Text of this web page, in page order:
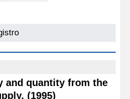
and quantity from the
(1995)